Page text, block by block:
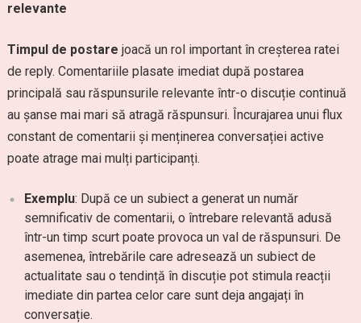
relevante
Timpul de postare joacă un rol important în creșterea ratei
de reply. Comentariile plasate imediat după postarea
principală sau răspunsurile relevante într-o discuție continuă
au șanse mai mari să atragă răspunsuri. Încurajarea unui flux
constant de comentarii și menținerea conversației active
poate atrage mai mulți participanți.
Exemplu: După ce un subiect a generat un număr
semnificativ de comentarii, o întrebare relevantă adusă
într-un timp scurt poate provoca un val de răspunsuri. De
asemenea, întrebările care adresează un subiect de
actualitate sau o tendință în discuție pot stimula reacții
imediate din partea celor care sunt deja angajați în
conversație.